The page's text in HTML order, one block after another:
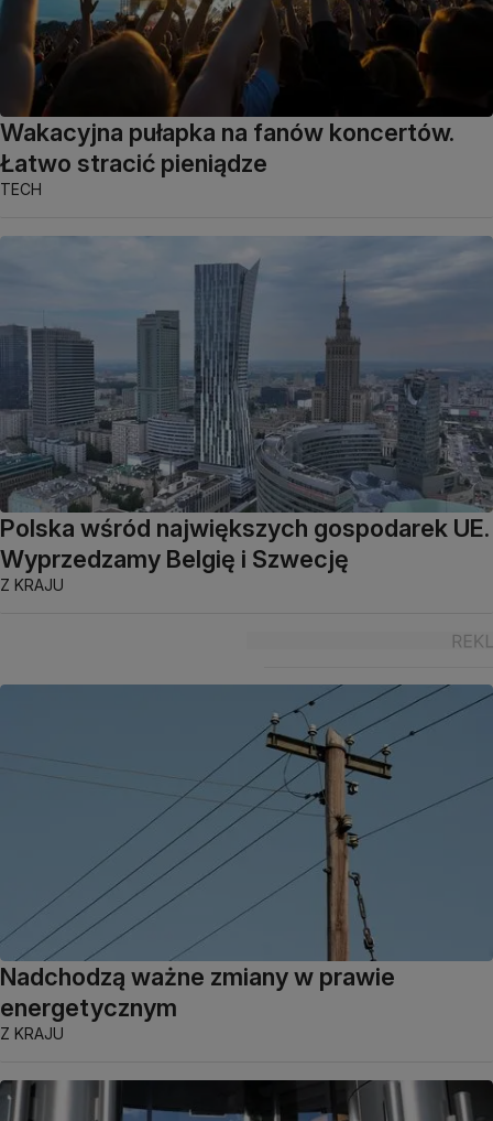
Wakacyjna pułapka na fanów koncertów.
Łatwo stracić pieniądze
TECH
Polska wśród największych gospodarek UE.
Wyprzedzamy Belgię i Szwecję
Z KRAJU
Nadchodzą ważne zmiany w prawie
energetycznym
Z KRAJU